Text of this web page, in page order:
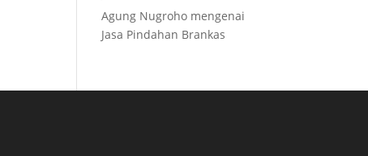
Agung Nugroho mengenai
Jasa Pindahan Brankas